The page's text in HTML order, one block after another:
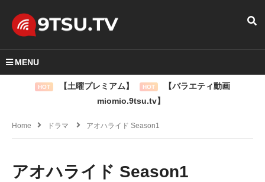
MENU
HOT 【土曜プレミアム】 HOT
【バラエティ動画
miomio.9tsu.tv】
Home ドラマ アオハライド Season1
アオハライド Season1